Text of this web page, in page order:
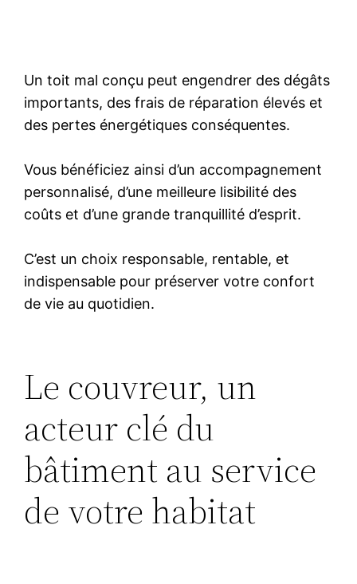
Un toit mal conçu peut engendrer des dégâts
importants, des frais de réparation élevés et
des pertes énergétiques conséquentes.
Vous bénéficiez ainsi d’un accompagnement
personnalisé, d’une meilleure lisibilité des
coûts et d’une grande tranquillité d’esprit.
C’est un choix responsable, rentable, et
indispensable pour préserver votre confort
de vie au quotidien.
Le couvreur, un
acteur clé du
bâtiment au service
de votre habitat